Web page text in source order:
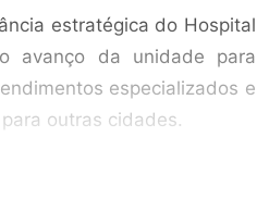
estratégica do Hospital
avanço da unidade para
especializados e
outras cidades.
a relevância dos